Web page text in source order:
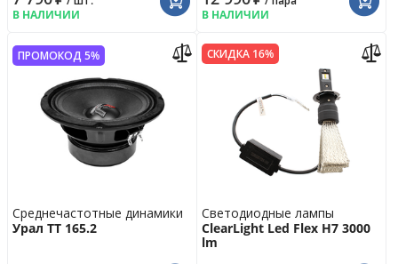
В НАЛИЧИИ
В НАЛИЧИИ
ПРОМОКОД 5%
Среднечастотные динамики
Урал ТТ 165.2
СКИДКА 16%
Светодиодные лампы
ClearLight Led Flex H7 3000
lm